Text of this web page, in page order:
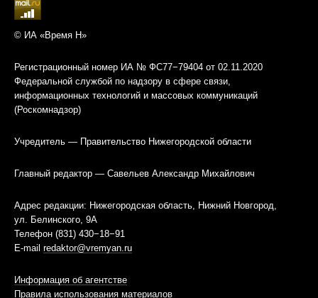
© ИА «Время Н»
Регистрационный номер ИА № ФС77−79404 от 02.11.2020
Федеральной службой по надзору в сфере связи,
информационных технологий и массовых коммуникаций
(Роскомнадзор)
Учредитель — Правительство Нижегородской области
Главный редактор — Савельев Александр Михайлович
Адрес редакции: Нижегородская область, Нижний Новгород,
ул. Белинского, 9А
Телефон (831) 430−18−91
E-mail redaktor@vremyan.ru
Информация об агентстве
Правила использования материалов